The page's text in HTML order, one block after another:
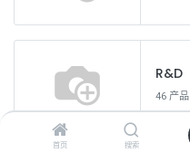
首页 搜索
R&D
46 产品